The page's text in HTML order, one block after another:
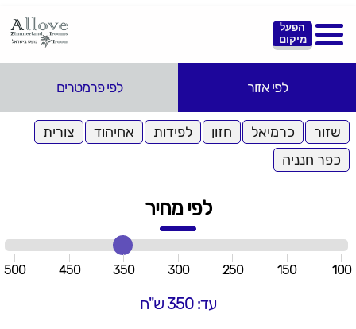
הפעל
מיקום
לפי אזור לפי פרמטרים
שזור כרמיאל חזון לפידות אחיהוד
צורית
כפר חנניה
לפי מחיר
100
150
250
300
350
450
500
עד: 350 ש"ח